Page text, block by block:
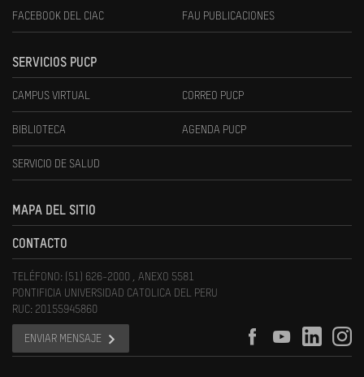
FACEBOOK DEL CIAC FAU PUBLICACIONES
SERVICIOS PUCP
CAMPUS VIRTUAL CORREO PUCP
BIBLIOTECA AGENDA PUCP
SERVICIO DE SALUD
MAPA DEL SITIO
CONTACTO
TELÉFONO: (51) 626-2000 , ANEXO 5581
PONTIFICIA UNIVERSIDAD CATOLICA DEL PERU
RUC: 20155945860
ENVIAR MENSAJE